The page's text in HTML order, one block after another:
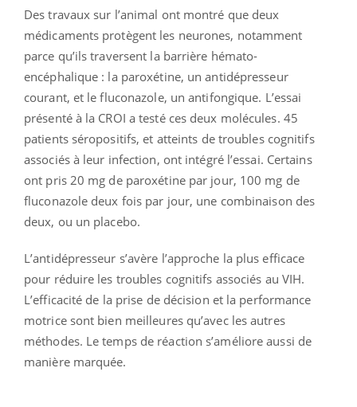
Des travaux sur l’animal ont montré que deux
médicaments protègent les neurones, notamment
parce qu’ils traversent la barrière hémato-
encéphalique : la paroxétine, un antidépresseur
courant, et le fluconazole, un antifongique. L’essai
présenté à la CROI a testé ces deux molécules. 45
patients séropositifs, et atteints de troubles cognitifs
associés à leur infection, ont intégré l’essai. Certains
ont pris 20 mg de paroxétine par jour, 100 mg de
fluconazole deux fois par jour, une combinaison des
deux, ou un placebo.
L’antidépresseur s’avère l’approche la plus efficace
pour réduire les troubles cognitifs associés au VIH.
L’efficacité de la prise de décision et la performance
motrice sont bien meilleures qu’avec les autres
méthodes. Le temps de réaction s’améliore aussi de
manière marquée.